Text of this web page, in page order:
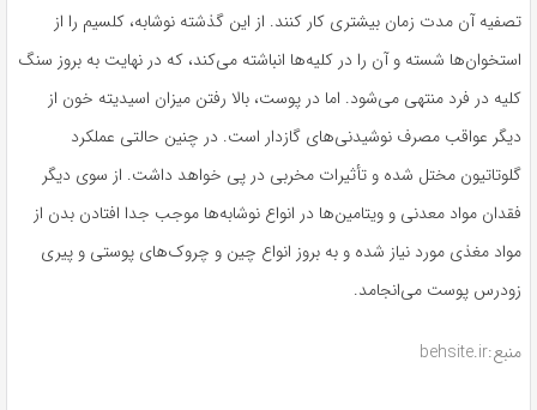
تصفیه آن مدت زمان بیشتری کار کنند. از این گذشته نوشابه، کلسیم را از
استخوان‌ها شسته و آن را در کلیه‌ها انباشته می‌کند، که در نهایت به بروز سنگ
کلیه در فرد منتهی می‌شود. اما در پوست، بالا رفتن میزان اسیدیته خون از
دیگر عواقب مصرف نوشیدنی‌های گازدار است. در چنین حالتی عملکرد
گلوتاتیون مختل شده و تأثیرات مخربی در پی خواهد داشت. از سوی دیگر
فقدان مواد معدنی و ویتامین‌ها در انواع نوشابه‌ها موجب جدا افتادن بدن از
مواد مغذی مورد نیاز شده و به بروز انواع چین و چروک‌های پوستی و پیری
زودرس پوست می‌انجامد.
منبع:behsite.ir